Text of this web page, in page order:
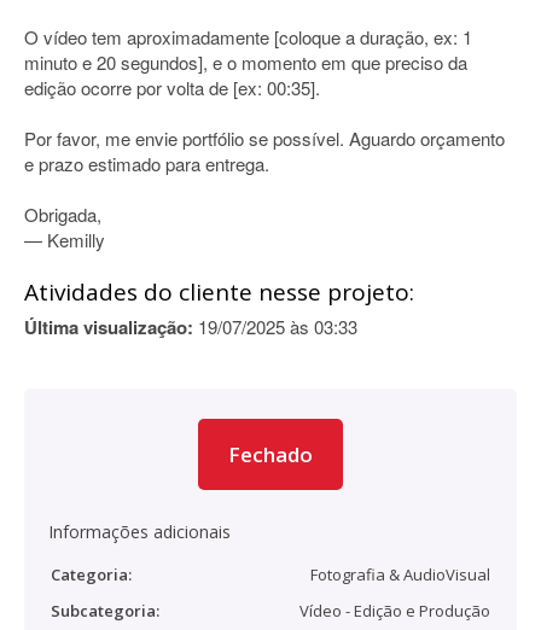
O vídeo tem aproximadamente [coloque a duração, ex: 1
minuto e 20 segundos], e o momento em que preciso da
edição ocorre por volta de [ex: 00:35].
Por favor, me envie portfólio se possível. Aguardo orçamento
e prazo estimado para entrega.
Obrigada,
— Kemilly
Atividades do cliente nesse projeto:
Última visualização: 19/07/2025 às 03:33
Fechado
Informações adicionais
Categoria:
Fotografia & AudioVisual
Subcategoria:
Vídeo - Edição e Produção